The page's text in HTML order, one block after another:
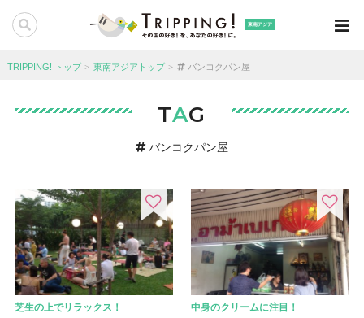
東南アジア
TRIPPING! トップ 東南アジアトップ バンコクパン屋
TAG
バンコクパン屋
芝生の上でリラックス！ 中身のクリームに注目！